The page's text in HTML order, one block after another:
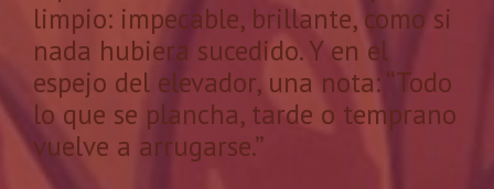
limpio: impecable, brillante, como si
nada hubiera sucedido. Y en el
espejo del elevador, una nota: “Todo
lo que se plancha, tarde o temprano
vuelve a arrugarse.”